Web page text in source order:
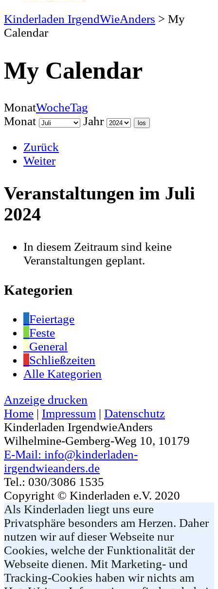
Kinderladen IrgendWieAnders > My
Calendar
My Calendar
MonatWocheTag
Monat
Jahr
Zurück
Weiter
Veranstaltungen im Juli
2024
In diesem Zeitraum sind keine
Veranstaltungen geplant.
Kategorien
Feiertage
Feste
General
Schließzeiten
Alle Kategorien
Anzeige drucken
Home | Impressum | Datenschutz
Kinderladen IrgendwieAnders
Wilhelmine-Gemberg-Weg 10, 10179
E-Mail: info@kinderladen-
irgendwieanders.de
Tel.: 030/3086 1535
Copyright © Kinderladen e.V. 2020
Als Kinderladen liegt uns eure
Privatsphäre besonders am Herzen. Daher
nutzen wir auf dieser Webseite nur
Cookies, welche der Funktionalität der
Webseite dienen. Mit Marketing- und
Tracking-Cookies haben wir nichts am